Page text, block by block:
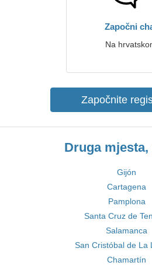
Započni
Na
Započnite
Druga
Gijón
Cartagena
Pamplona
Santa Cruz de
Salamanca
San Cristóbal de La
Chamartín